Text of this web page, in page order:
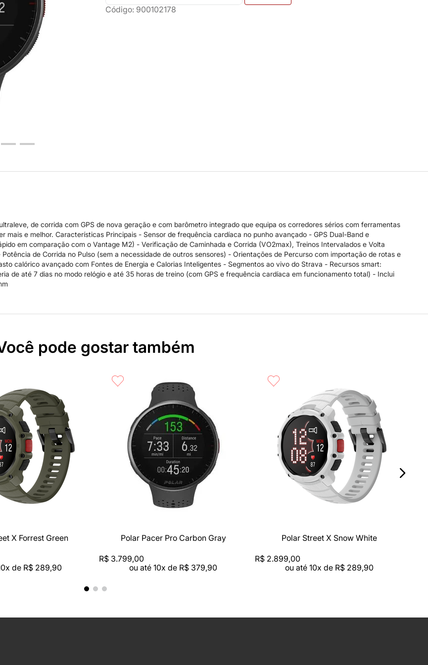
Código: 900102178
de corrida com GPS de nova geração e com barômetro integrado que equipa os corredores sérios com ferramentas
mais e melhor. Características Principais - Sensor de frequência cardíaca no punho avançado - GPS Dual-Band e
em comparação com o Vantage M2) - Verificação de Caminhada e Corrida (VO2max), Treinos Intervalados e Volta
de Corrida no Pulso (sem a necessidade de outros sensores) - Orientações de Percurso com importação de rotas e
calórico avançado com Fontes de Energia e Calorias Inteligentes - Segmentos ao vivo do Strava - Recursos smart:
de até 7 dias no modo relógio e até 35 horas de treino (com GPS e frequência cardíaca em funcionamento total) - Inclui
pode gostar também
X Forrest Green
x de R$ 289,90
Compra rápida
Polar Pacer Pro Carbon Gray
R$ 3.799,00
ou até10x de R$ 379,90
Compra rápida
Polar Street X Snow White
R$ 2.899,00
ou até 10x de R$ 289,90